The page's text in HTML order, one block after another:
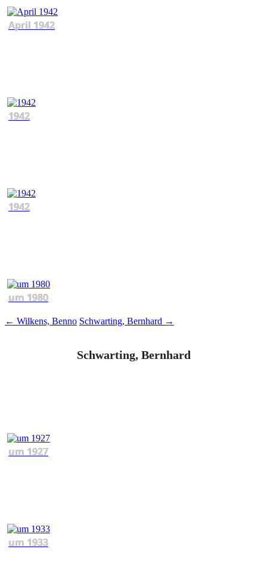
April 1942
1942
1942
um 1980
Beitragsnavigation
← Wilkens, Benno Schwarting, Bernhard →
Schwarting, Bernhard
um 1927
um 1933